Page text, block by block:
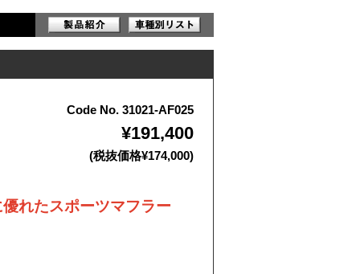
Code No. 31021-AF025
¥191,400
(税抜価格¥174,000)
れたスポーツマフラー